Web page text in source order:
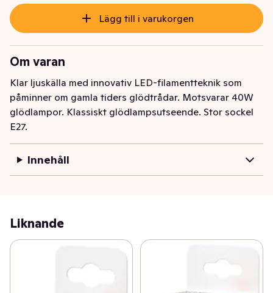
Lägg till i varukorgen
Om varan
Klar ljuskälla med innovativ LED-filamentteknik som
påminner om gamla tiders glödtrådar. Motsvarar 40W
glödlampor. Klassiskt glödlampsutseende. Stor sockel
E27.
Innehåll
Liknande